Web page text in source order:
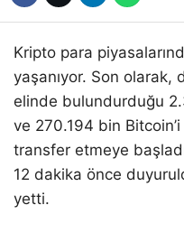
Kripto para
yaşanıyor. Son olarak,
elinde bulundurduğu
ve 270.194 bin
transfer etmeye
12 dakika önce
yetti.